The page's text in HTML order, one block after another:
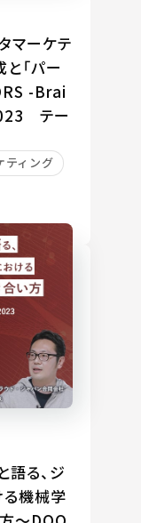
マーケテ
「パー
-Brai
テー
ティング
る、ジ
る機械学